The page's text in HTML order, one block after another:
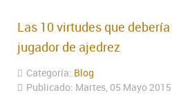
Las 10 virtudes que
jugador de ajedrez
Categoría: Blog
Publicado: Martes, 05 Mayo